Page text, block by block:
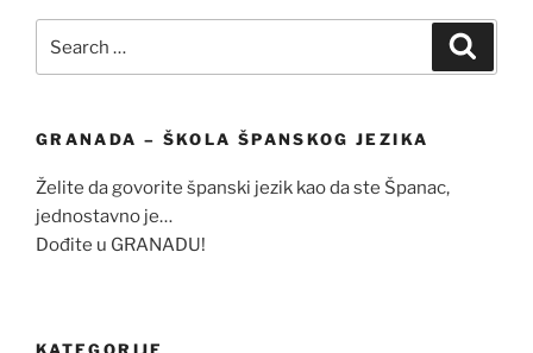
for:
GRANADA – ŠKOLA ŠPANSKOG JEZIKA
Želite da govorite španski jezik kao da ste Španac,
jednostavno je…
Dođite u GRANADU!